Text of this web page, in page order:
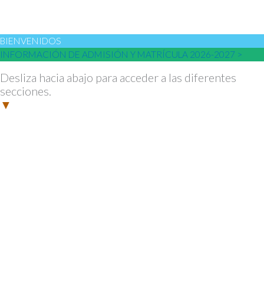
BIENVENIDOS
INFORMACIÓN DE ADMISIÓN Y MATRÍCULA 2026-2027 >
Desliza hacia abajo para acceder a las diferentes
secciones.
▼